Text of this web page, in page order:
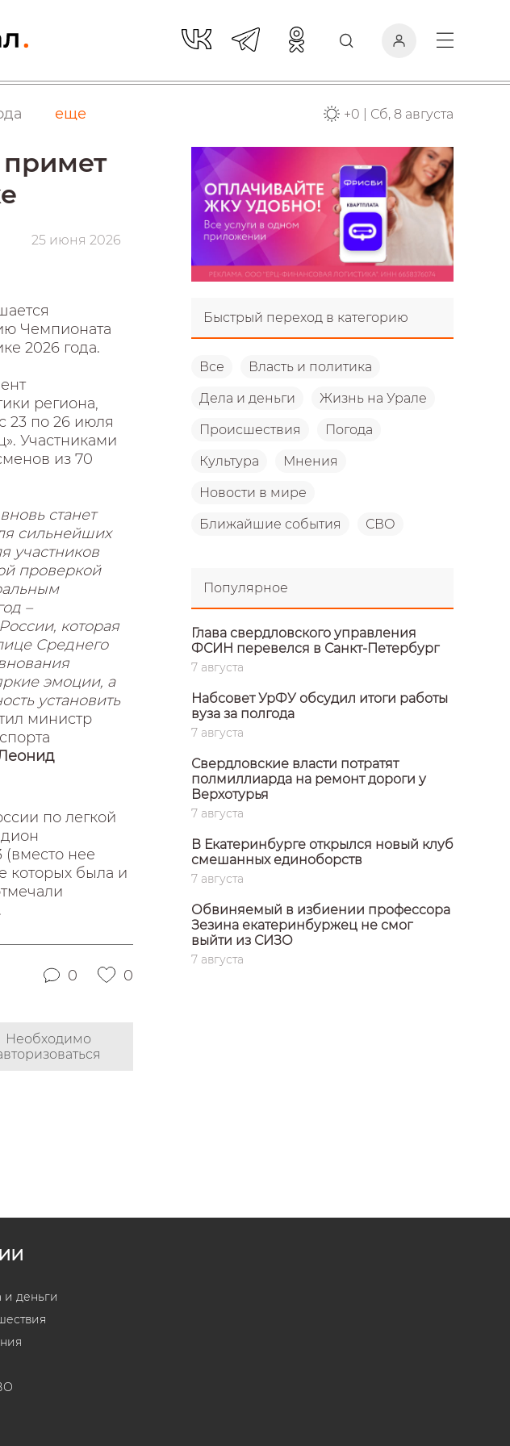
еще +0 Сб, 8 августа
примет
25 июня 2026
Чемпионата
2026 года.
региона,
23 по 26 июля
Участниками
из 70
станет
сильнейших
участников
проверкой
–
которая
Среднего
эмоции, а
установить
министр
по легкой
(вместо нее
которых была и
0 0
Необходимо
Быстрый переход в категорию
Все Власть и политика
Дела и деньги Жизнь на Урале
Происшествия Погода
Культура Мнения
Новости в мире
Ближайшие события СВО
Популярное
Глава свердловского управления
ФСИН перевелся в Санкт-Петербург
7 августа
Набсовет УрФУ обсудил итоги работы
вуза за полгода
7 августа
Свердловские власти потратят
полмиллиарда на ремонт дороги у
Верхотурья
7 августа
В Екатеринбурге открылся новый клуб
смешанных единоборств
7 августа
Обвиняемый в избиении профессора
Зезина екатеринбуржец не смог
выйти из СИЗО
7 августа
и деньги